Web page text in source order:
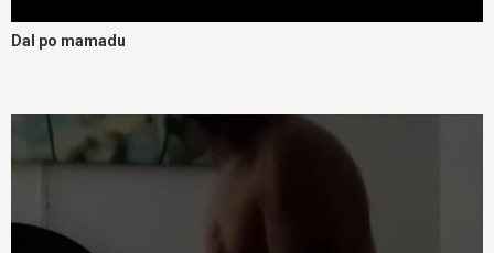
Dal po mamadu